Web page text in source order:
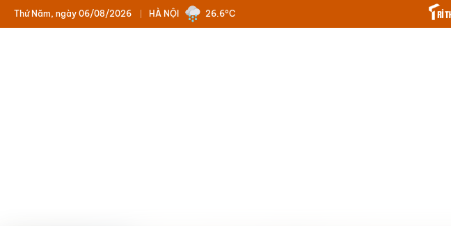
HÀ NỘI
Thứ Năm, ngày 06/08/2026 26.6°C